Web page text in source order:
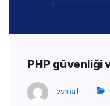
PHP güvenliği
esmail